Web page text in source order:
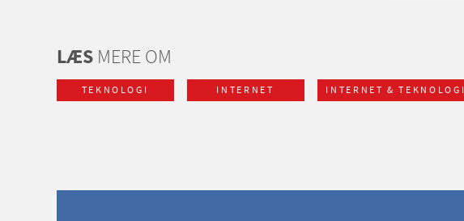
LÆSMERE OM
TEKNOLOGI INTERNET INTERNET & TEKNOLOGI